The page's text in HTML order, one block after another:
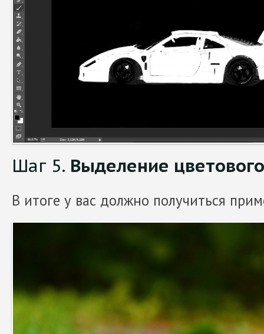
Шаг 5. Выделение
В итоге у вас должно получиться